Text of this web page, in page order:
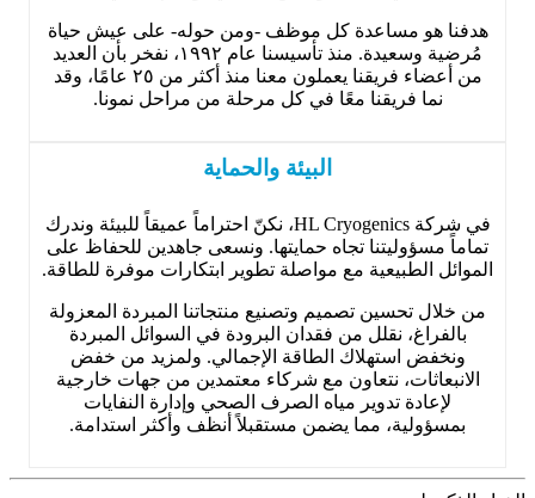
هدفنا هو مساعدة كل موظف -ومن حوله- على عيش حياة
مُرضية وسعيدة. منذ تأسيسنا عام ١٩٩٢، نفخر بأن العديد
من أعضاء فريقنا يعملون معنا منذ أكثر من ٢٥ عامًا، وقد
نما فريقنا معًا في كل مرحلة من مراحل نمونا.
البيئة والحماية
في شركة HL Cryogenics، نكنّ احتراماً عميقاً للبيئة وندرك
تماماً مسؤوليتنا تجاه حمايتها. ونسعى جاهدين للحفاظ على
الموائل الطبيعية مع مواصلة تطوير ابتكارات موفرة للطاقة.
من خلال تحسين تصميم وتصنيع منتجاتنا المبردة المعزولة
بالفراغ، نقلل من فقدان البرودة في السوائل المبردة
ونخفض استهلاك الطاقة الإجمالي. ولمزيد من خفض
الانبعاثات، نتعاون مع شركاء معتمدين من جهات خارجية
لإعادة تدوير مياه الصرف الصحي وإدارة النفايات
بمسؤولية، مما يضمن مستقبلاً أنظف وأكثر استدامة.